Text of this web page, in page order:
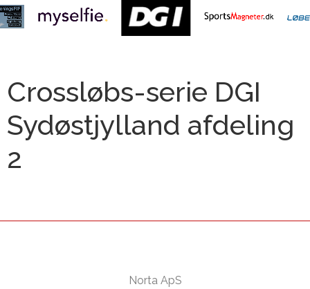
Crossløbs-serie DGI
Sydøstjylland afdeling
2
Norta ApS